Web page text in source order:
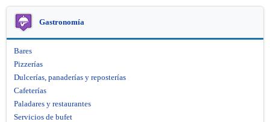
Gastronomía
Bares
Pizzerías
Dulcerías, panaderías y reposterías
Cafeterías
Paladares y restaurantes
Servicios de bufet